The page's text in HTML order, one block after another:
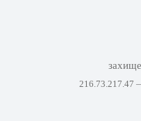
216.73.217.47